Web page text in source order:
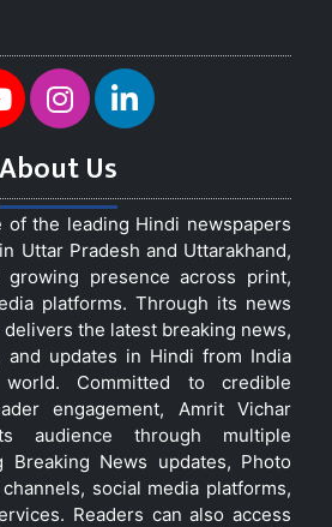
About Us
of the leading Hindi newspapers
Uttar Pradesh and Uttarakhand,
presence across print,
platforms. Through its news
the latest breaking news,
and updates in Hindi from India
Committed to credible
engagement, Amrit Vichar
audience through multiple
Breaking News updates, Photo
social media platforms,
Readers can also access